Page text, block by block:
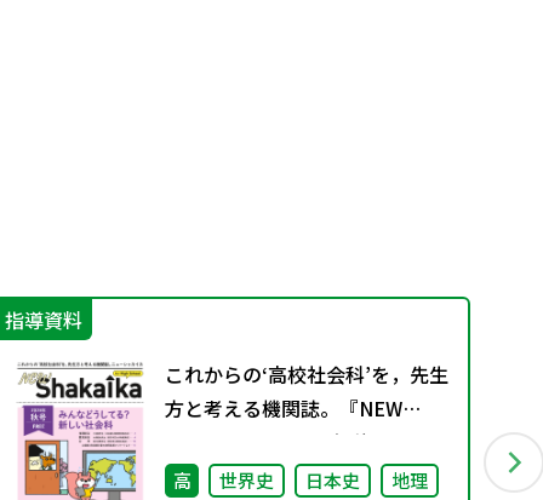
指導資料
これからの‘高校社会科’を，先生
方と考える機関誌。『NEW
ShakaIka』 2024年秋号
高 世界史 日本史
地理